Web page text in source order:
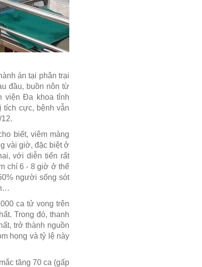
án tại phân trại
đầu, buồn nôn từ
viện Đa khoa tỉnh
tích cực, bệnh vẫn
biết, viêm màng
vài giờ, đặc biệt ở
với diễn tiến rất
chí 6 - 8 giờ ở thể
người sống sót
ca tử vong trên
Trong đó, thanh
trở thành nguồn
họng và tỷ lệ này
tăng 70 ca (gấp